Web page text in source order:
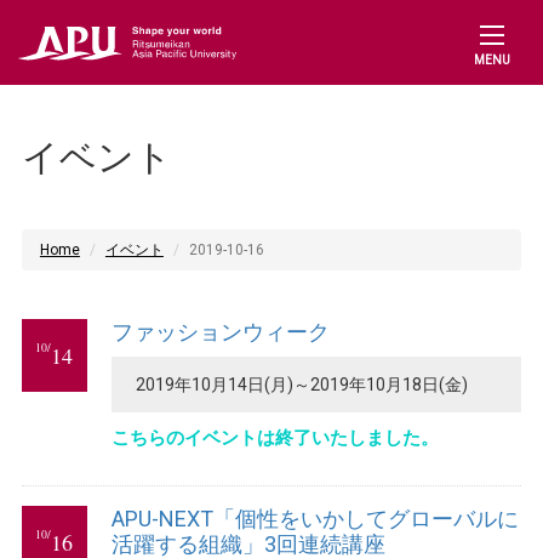
MENU
イベント
Home イベント 2019-10-16
10/14
ファッションウィーク
2019年10月14日(月)～2019年10月18日(金)
こちらのイベントは終了いたしました。
10/16
APU-NEXT「個性をいかしてグローバルに
活躍する組織」3回連続講座